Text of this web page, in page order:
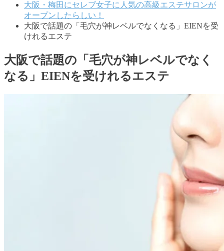
大阪・梅田にセレブ女子に人気の高級エステサロンが
オープンしたらしい！
大阪で話題の「毛穴が神レベルでなくなる」EIENを受
けれるエステ
大阪で話題の「毛穴が神レベルでなく
なる」EIENを受けれるエステ